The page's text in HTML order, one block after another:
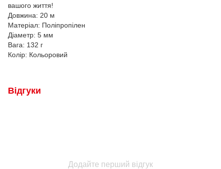
вашого життя!
Довжина: 20 м
Матеріал: Поліпропілен
Діаметр: 5 мм
Вага: 132 г
Колір: Кольоровий
Відгуки
Додайте перший відгук